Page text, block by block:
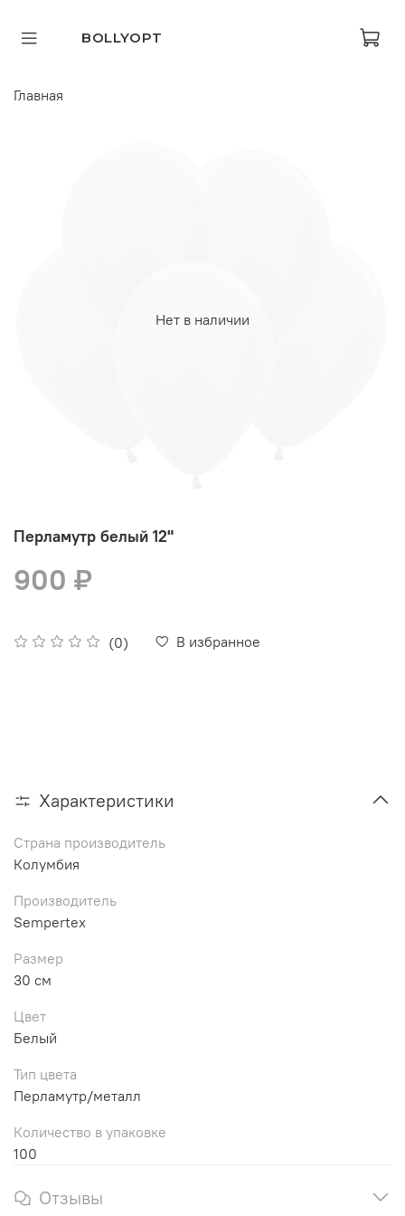
BOLLYOPT
Главная
Нет в наличии
Перламутр белый 12"
(0) В избранное
900 ₽
Характеристики
Страна производитель
Колумбия
Производитель
Sempertex
Размер
30 см
Цвет
Белый
Тип цвета
Перламутр/металл
Количество в упаковке
100
Отзывы